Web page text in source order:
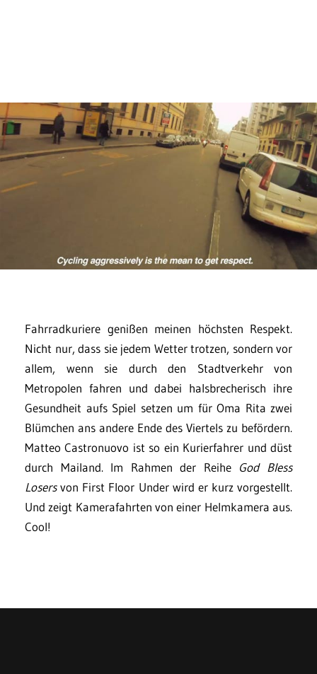
Fahrradkuriere genißen meinen höchsten Respekt.
Nicht nur, dass sie jedem Wetter trotzen, sondern vor
allem, wenn sie durch den Stadtverkehr von
Metropolen fahren und dabei halsbrecherisch ihre
Gesundheit aufs Spiel setzen um für Oma Rita zwei
Blümchen ans andere Ende des Viertels zu befördern.
Matteo Castronuovo ist so ein Kurierfahrer und düst
durch Mailand. Im Rahmen der Reihe God Bless
Losersvon First Floor Under wird er kurz vorgestellt.
Und zeigt Kamerafahrten von einer Helmkamera aus.
Cool!